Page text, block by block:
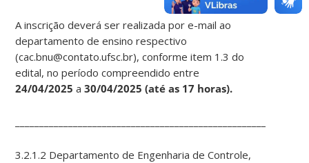
A inscrição deverá ser realizada por e-mail ao
departamento de ensino respectivo
(cac.bnu@contato.ufsc.br), conforme item 1.3 do
edital, no período compreendido entre
24/04/2025 a30/04/2025 (até as 17 horas).
3.2.1.2 Departamento de Engenharia de Controle,